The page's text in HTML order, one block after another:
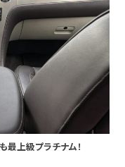
上級プラチナム！